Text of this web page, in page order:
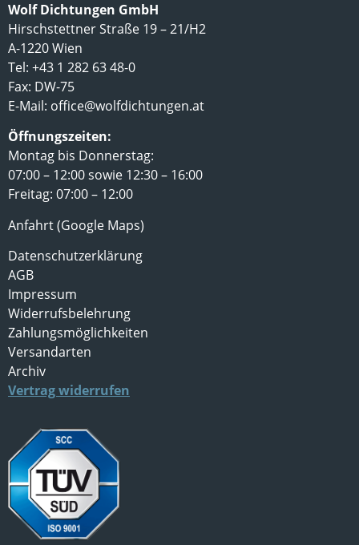
Wolf Dichtungen GmbH
Hirschstettner Straße 19 – 21/H2
A-1220 Wien
Tel: +43 1 282 63 48-0
Fax: DW-75
E-Mail: office@wolfdichtungen.at
Öffnungszeiten:
Montag bis Donnerstag:
07:00 – 12:00 sowie 12:30 – 16:00
Freitag: 07:00 – 12:00
Anfahrt (Google Maps)
Datenschutzerklärung
AGB
Impressum
Widerrufsbelehrung
Zahlungsmöglichkeiten
Versandarten
Archiv
Vertrag widerrufen